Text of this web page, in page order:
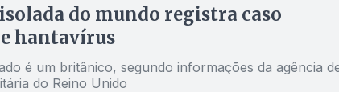
do mundo registra caso
hantavírus
é um britânico, segundo informações da agência
do Reino Unido